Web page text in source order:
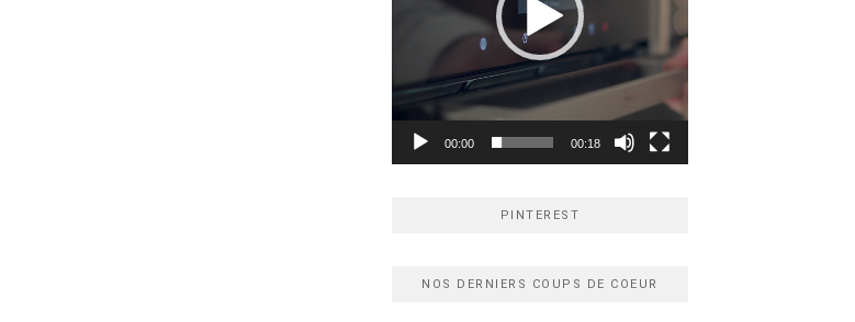
00:00 00:18
PINTEREST
NOS DERNIERS COUPS DE COEUR